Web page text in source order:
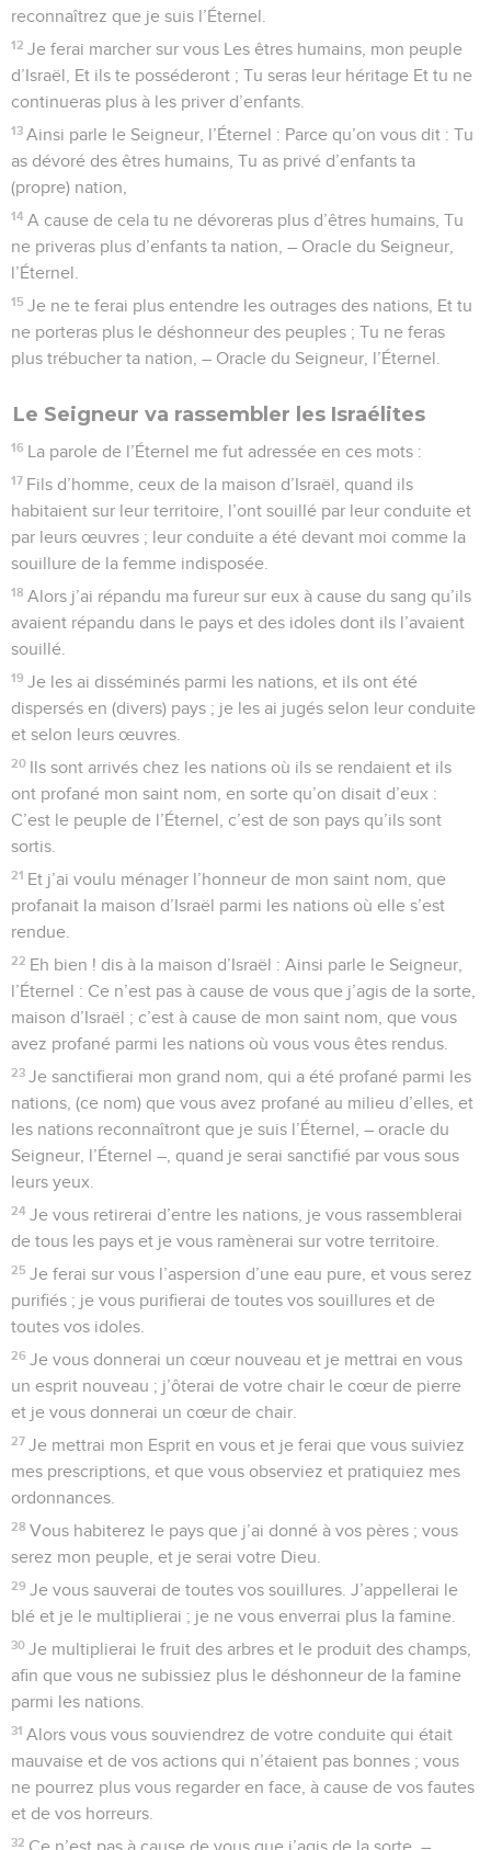
reconnaîtrez que je suis l’Éternel.
12 Je ferai marcher sur vous Les êtres humains, mon peuple
d’Israël, Et ils te posséderont ; Tu seras leur héritage Et tu ne
continueras plus à les priver d’enfants.
13 Ainsi parle le Seigneur, l’Éternel : Parce qu’on vous dit : Tu
as dévoré des êtres humains, Tu as privé d’enfants ta
(propre) nation,
14 A cause de cela tu ne dévoreras plus d’êtres humains, Tu
ne priveras plus d’enfants ta nation, – Oracle du Seigneur,
l’Éternel.
15 Je ne te ferai plus entendre les outrages des nations, Et tu
ne porteras plus le déshonneur des peuples ; Tu ne feras
plus trébucher ta nation, – Oracle du Seigneur, l’Éternel.
Le Seigneur va rassembler les Israélites
16 La parole de l’Éternel me fut adressée en ces mots :
17 Fils d’homme, ceux de la maison d’Israël, quand ils
habitaient sur leur territoire, l’ont souillé par leur conduite et
par leurs œuvres ; leur conduite a été devant moi comme la
souillure de la femme indisposée.
18 Alors j’ai répandu ma fureur sur eux à cause du sang qu’ils
avaient répandu dans le pays et des idoles dont ils l’avaient
souillé.
19 Je les ai disséminés parmi les nations, et ils ont été
dispersés en (divers) pays ; je les ai jugés selon leur conduite
et selon leurs œuvres.
20 Ils sont arrivés chez les nations où ils se rendaient et ils
ont profané mon saint nom, en sorte qu’on disait d’eux :
C’est le peuple de l’Éternel, c’est de son pays qu’ils sont
sortis.
21 Et j’ai voulu ménager l’honneur de mon saint nom, que
profanait la maison d’Israël parmi les nations où elle s’est
rendue.
22 Eh bien ! dis à la maison d’Israël : Ainsi parle le Seigneur,
l’Éternel : Ce n’est pas à cause de vous que j’agis de la sorte,
maison d’Israël ; c’est à cause de mon saint nom, que vous
avez profané parmi les nations où vous vous êtes rendus.
23 Je sanctifierai mon grand nom, qui a été profané parmi les
nations, (ce nom) que vous avez profané au milieu d’elles, et
les nations reconnaîtront que je suis l’Éternel, – oracle du
Seigneur, l’Éternel –, quand je serai sanctifié par vous sous
leurs yeux.
24 Je vous retirerai d’entre les nations, je vous rassemblerai
de tous les pays et je vous ramènerai sur votre territoire.
25 Je ferai sur vous l’aspersion d’une eau pure, et vous serez
purifiés ; je vous purifierai de toutes vos souillures et de
toutes vos idoles.
26 Je vous donnerai un cœur nouveau et je mettrai en vous
un esprit nouveau ; j’ôterai de votre chair le cœur de pierre
et je vous donnerai un cœur de chair.
27 Je mettrai mon Esprit en vous et je ferai que vous suiviez
mes prescriptions, et que vous observiez et pratiquiez mes
ordonnances.
28 Vous habiterez le pays que j’ai donné à vos pères ; vous
serez mon peuple, et je serai votre Dieu.
29 Je vous sauverai de toutes vos souillures. J’appellerai le
blé et je le multiplierai ; je ne vous enverrai plus la famine.
30 Je multiplierai le fruit des arbres et le produit des champs,
afin que vous ne subissiez plus le déshonneur de la famine
parmi les nations.
31 Alors vous vous souviendrez de votre conduite qui était
mauvaise et de vos actions qui n’étaient pas bonnes ; vous
ne pourrez plus vous regarder en face, à cause de vos fautes
et de vos horreurs.
32 Ce n’est pas à cause de vous que j’agis de la sorte, –